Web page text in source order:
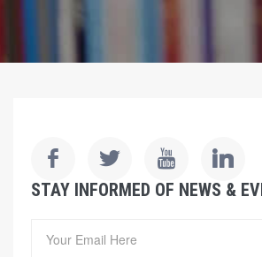
STAY INFORMED OF NEWS &